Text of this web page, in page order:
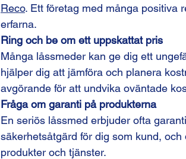
Reco. Ett företag med många positiva
erfarna.
Ring och be om ett uppskattat pris
Många låssmeder kan ge dig ett
hjälper dig att jämföra och planera
avgörande för att undvika oväntade
Fråga om garanti på produkterna
En seriös låssmed erbjuder ofta
säkerhetsåtgärd för dig som kund,
produkter och tjänster.